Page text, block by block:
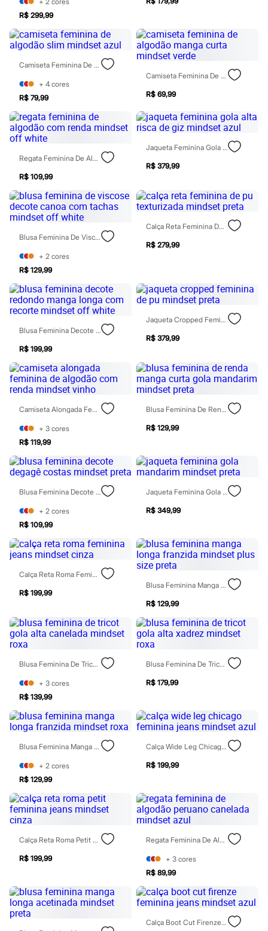
Pijamas
Sutiãs e Tops
Biquínis
Maiôs
Personagens
Plus size
Blusas e Camisetas
Calças
Casacos e Jaquetas
Jeans
Moda esportiva
Shorts e Saias
Vestidos
Masculino
Em alta
Inverno
Novidades
Roupas
Camisas
Calças
Camisetas e Regatas
Casacos e Jaquetas
Jeans
Polos
Acessórios
Bolsas e Mochilas
Chapéus e Bonés
Cintos
Carteiras
Relógios
Calçados
Botas
Sapatos
Sandálias e Papetes
Tênis
Moda esportiva
Acessórios
Bermudas
Camisetas
Calças
Calçados
Regatas
Moda íntima
Cuecas
Meias
Pijamas
Moda praia
Personagens
Blusas e Camisetas
Camisas
Casacos e Jaquetas
Jeans
Moda esportiva
Shorts e Bermudas
Todos os produtos
Infantil
Em alta
Arrumadinho para os meninos
Romântico para as meninas
Inverno
Novidades
Roupas menina
1 a 5 anos
4 a 12 anos
Roupas menino
0 a 24 meses
1 a 5 anos
10 a 16 anos
Acessórios
Recém-nascido
Chapéus
Calçados
Botas
Chinelos
Pantufas
R$ 299,99
Camiseta Feminina De Algodão Slim Mindset Azul
+ 4 cores
R$ 79,99
Camiseta Feminina De Algodão Manga Curta Mindset Verde
R$ 69,99
Regata Feminina De Algodão Com Renda Mindset Off White
R$ 109,99
Jaqueta Feminina Gola Alta Risca De Giz Mindset Azul
R$ 379,99
Blusa Feminina De Viscose Decote Canoa Com Tachas Mindset Off White
+ 2 cores
R$ 129,99
Calça Reta Feminina De Pu Texturizada Mindset Preta
R$ 279,99
Blusa Feminina Decote Redondo Manga Longa Com Recorte Mindset Off White
R$ 199,99
Jaqueta Cropped Feminina De Pu Mindset Preta
R$ 379,99
Camiseta Alongada Feminina De Algodão Com Renda Mindset Vinho
+ 3 cores
R$ 119,99
Blusa Feminina De Renda Manga Curta Gola Mandarim Mindset Preta
R$ 129,99
Blusa Feminina Decote Degagê Costas Mindset Preta
+ 2 cores
R$ 109,99
Jaqueta Feminina Gola Mandarim Mindset Preta
R$ 349,99
Calça Reta Roma Feminina Jeans Mindset Cinza
R$ 199,99
Blusa Feminina Manga Longa Franzida Mindset Plus Size Preta
R$ 129,99
Blusa Feminina De Tricot Gola Alta Canelada Mindset Roxa
+ 3 cores
R$ 139,99
Blusa Feminina De Tricot Gola Alta Xadrez Mindset Roxa
R$ 179,99
Blusa Feminina Manga Longa Franzida Mindset Roxa
+ 2 cores
R$ 129,99
Calça Wide Leg Chicago Feminina Jeans Mindset Azul
R$ 199,99
Calça Reta Roma Petit Feminina Jeans Mindset Cinza
R$ 199,99
Regata Feminina De Algodão Peruano Canelada Mindset Azul
+ 3 cores
R$ 89,99
Calça Boot Cut Firenze Feminina Jeans Mindset Azul